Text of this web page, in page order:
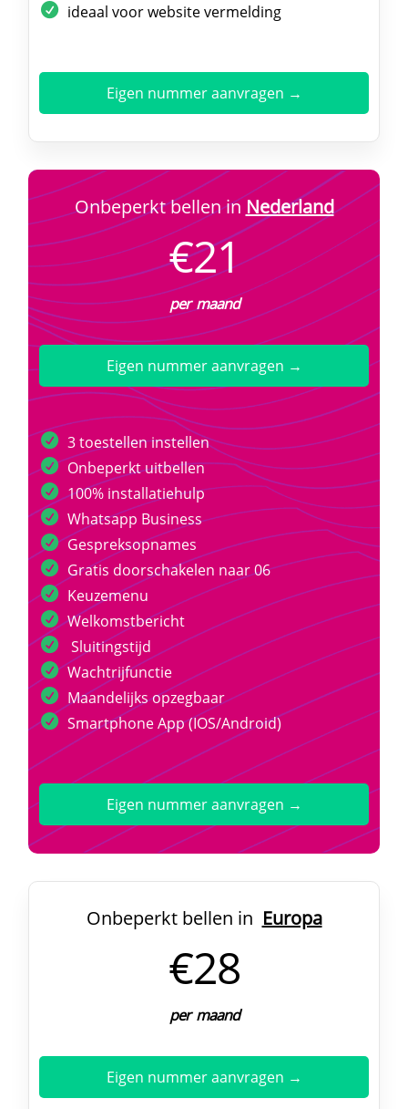
ideaal voor website vermelding
Eigen nummer aanvragen →
Onbeperkt bellen inNederland
€21
per maand
Eigen nummer aanvragen →
3 toestellen instellen
Onbeperkt uitbellen
100% installatiehulp
Whatsapp Business
Gespreksopnames
Gratis doorschakelen naar 06
Keuzemenu
Welkomstbericht
Sluitingstijd
Wachtrijfunctie
Maandelijks opzegbaar
Smartphone App (IOS/Android)
Eigen nummer aanvragen →
Onbeperkt bellen in Europa
€28
per maand
Eigen nummer aanvragen →